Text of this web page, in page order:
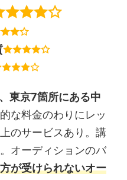
東京7箇所にある中
な料金のわりにレッ
のサービスあり。講
オーディションのバ
が受けられないオー